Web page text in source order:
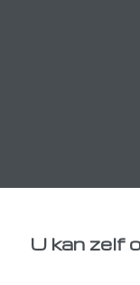
U kan zelf